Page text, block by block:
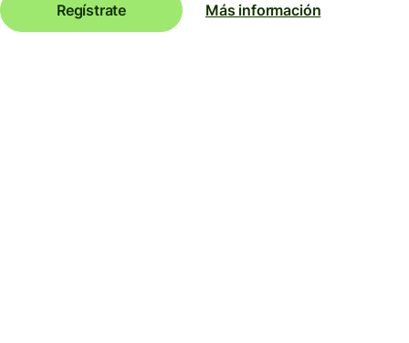
Regístrate Más información